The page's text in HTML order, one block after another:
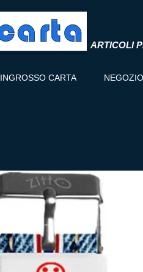
ARTICOLI
INGROSSO CARTA NEGOZIO